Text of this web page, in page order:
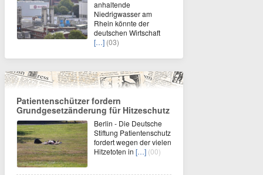
anhaltende
Niedrigwasser am
Rhein könnte der
deutschen Wirtschaft
[…] (03)
Patientenschützer fordern
Grundgesetzänderung für Hitzeschutz
Berlin - Die Deutsche
Stiftung Patientenschutz
fordert wegen der vielen
Hitzetoten in […] (00)